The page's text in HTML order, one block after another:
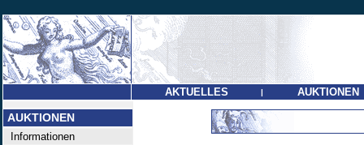
AKTUELLES | AUKTIONEN
AUKTIONEN
Informationen